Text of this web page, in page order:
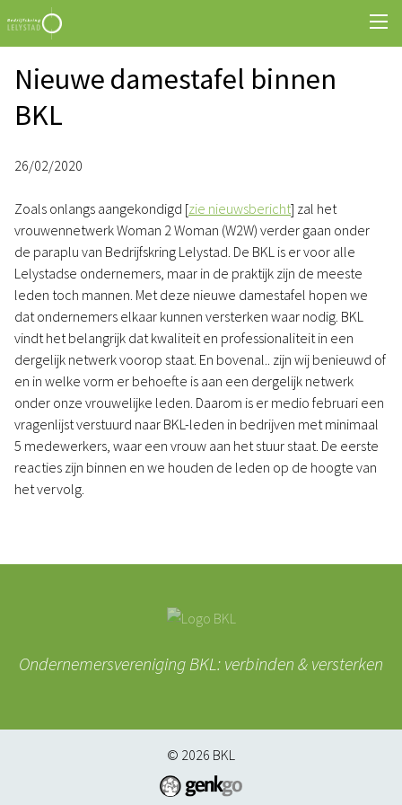
Nieuwe damestafel binnen
BKL
26/02/2020
Zoals onlangs aangekondigd [zie nieuwsbericht] zal het
vrouwennetwerk Woman 2 Woman (W2W) verder gaan onder
de paraplu van Bedrijfskring Lelystad. De BKL is er voor alle
Lelystadse ondernemers, maar in de praktijk zijn de meeste
leden toch mannen. Met deze nieuwe damestafel hopen we
dat ondernemers elkaar kunnen versterken waar nodig. BKL
vindt het belangrijk dat kwaliteit en professionaliteit in een
dergelijk netwerk voorop staat. En bovenal.. zijn wij benieuwd of
en in welke vorm er behoefte is aan een dergelijk netwerk
onder onze vrouwelijke leden. Daarom is er medio februari een
vragenlijst verstuurd naar BKL-leden in bedrijven met minimaal
5 medewerkers, waar een vrouw aan het stuur staat. De eerste
reacties zijn binnen en we houden de leden op de hoogte van
het vervolg.
Ondernemersvereniging BKL: verbinden & versterken
© 2026 BKL